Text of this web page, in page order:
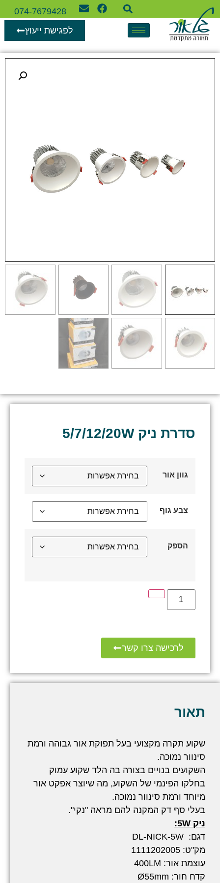
074-7679428
לפגישת ייעוץ
סדרת ניק 5/7/12/20W
גוון אור
צבע גוף
הספק
לרכישה צרו קשר
תאור
שקוע תקרה מקצועי בעל תפוקת אור גבוהה ורמת
סינוור נמוכה.
השקועים בנויים בצורה בה הלד שקוע עמוק
בחלקו הפינמי של השקוע, מה שיוצר אפקט אור
מיוחד ורמת סינוור נמוכה.
בעלי סף דק המקנה להם מראה "נקי".
ניק 5W:
דגם: DL-NICK-5W
מק"ט: 1111202005
עוצמת אור: 400LM
קדח חור: Ø55mm